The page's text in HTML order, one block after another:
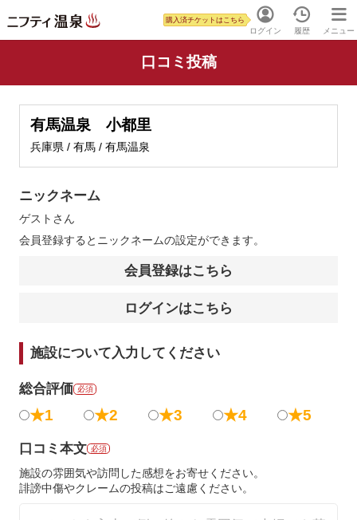
ログイン
購入済チケットはこちら
履歴 メニュー
口コミ投稿
有馬温泉 小都里
兵庫県 / 有馬 / 有馬温泉
ニックネーム
ゲスト さん
会員登録するとニックネームの設定ができます。
会員登録はこちら
ログインはこちら
施設について入力してください
総合評価 必須
★1 ★2 ★3 ★4 ★5
口コミ本文 必須
施設の雰囲気や訪問した感想をお寄せください。
誹謗中傷やクレームの投稿はご遠慮ください。